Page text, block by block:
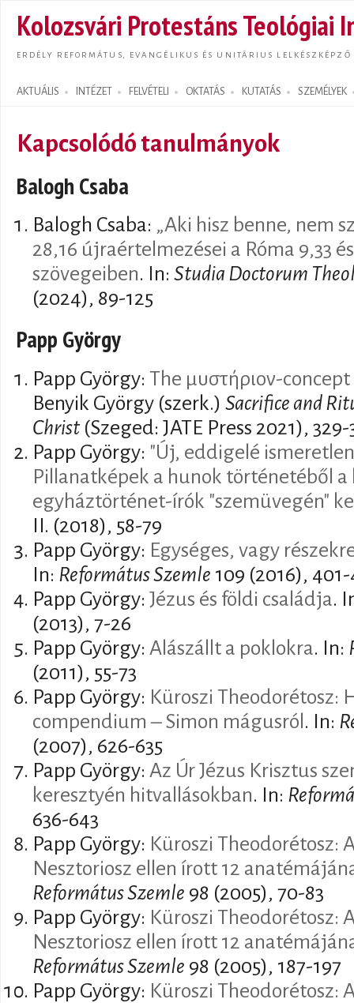
Kolozsvári Protestáns Teológiai
ERDÉLY REFORMÁTUS, EVANGÉLIKUS ÉS UNITÁRIUS LELKÉSZKÉPZŐ
AKTUÁLIS INTÉZET FELVÉTELI OKTATÁS KUTATÁS SZEMÉLYEK
Search form
Kapcsolódó tanulmányok
Balogh Csaba
Balogh Csaba: „Aki hisz benne, nem
28,16 újraértelmezései a Róma 9,33
szövegeiben. In: Studia Doctorum
(2024), 89-125
Papp György
Papp György: The μυστήριον-
Benyik György (szerk.) Sacrifice and
Christ(Szeged: JATE Press 2021),
Papp György: "Új, eddigelé
Pillanatképek a hunok történetéből
egyháztörténet-írók "szemüvegén"
II. (2018), 58-79
Papp György: Egységes, vagy
In: Református Szemle 109 (2016),
Papp György: Jézus és földi családja.
(2013), 7-26
Papp György: Alászállt a poklokra. In:
(2011), 55-73
Papp György: Küroszi Theodorétosz:
compendium – Simon mágusról . In:
(2007), 626-635
Papp György: Az Úr Jézus Krisztus
keresztyén hitvallásokban. In:
636-643
Papp György: Küroszi Theodorétosz:
Nesztoriosz ellen írott 12
Református Szemle 98 (2005), 70-83
Papp György: Küroszi Theodorétosz:
Nesztoriosz ellen írott 12
Református Szemle 98 (2005), 187-197
Papp György: Küroszi Theodorétosz: